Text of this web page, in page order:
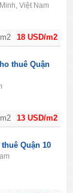
18 USD/m2
Việt Nam
13 USD/m2
thuê Quận
Quận 10